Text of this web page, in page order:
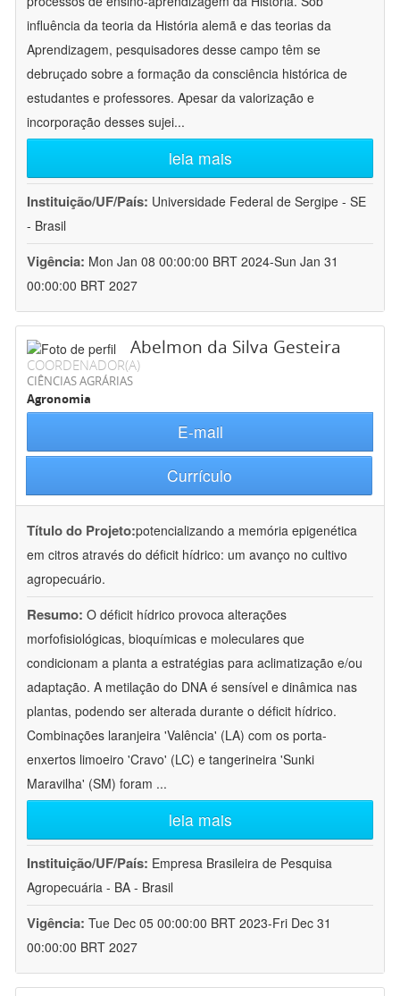
influência da teoria da História alemã e das teorias da
Aprendizagem, pesquisadores desse campo têm se
debruçado sobre a formação da consciência histórica de
estudantes e professores. Apesar da valorização e
incorporação desses sujei...
leia mais
Instituição/UF/País: Universidade Federal de Sergipe - SE
- Brasil
Vigência: Mon Jan 08 00:00:00 BRT 2024-Sun Jan 31
00:00:00 BRT 2027
Abelmon da Silva Gesteira
COORDENADOR(A)
CIÊNCIAS AGRÁRIAS
Agronomia
E-mail
Currículo
Título do Projeto:potencializando a memória epigenética
em citros através do déficit hídrico: um avanço no cultivo
agropecuário.
Resumo: O déficit hídrico provoca alterações
morfofisiológicas, bioquímicas e moleculares que
condicionam a planta a estratégias para aclimatização e/ou
adaptação. A metilação do DNA é sensível e dinâmica nas
plantas, podendo ser alterada durante o déficit hídrico.
Combinações laranjeira 'Valência' (LA) com os porta-
enxertos limoeiro 'Cravo' (LC) e tangerineira 'Sunki
Maravilha' (SM) foram ...
leia mais
Instituição/UF/País: Empresa Brasileira de Pesquisa
Agropecuária - BA - Brasil
Vigência: Tue Dec 05 00:00:00 BRT 2023-Fri Dec 31
00:00:00 BRT 2027